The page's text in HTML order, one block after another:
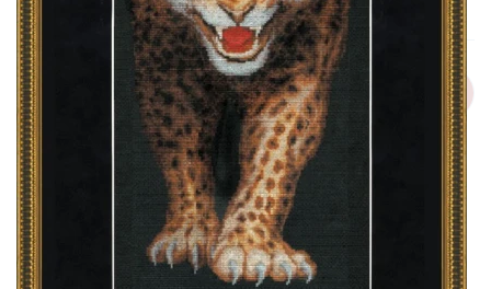
1/2
Изображения и цвет представленного товара могут незначительно
отличаться от оригинала продукции, взависимости от разрешения и
настроек вашего монитора, а также условий освещения при съемке
Вышивка НС-002 Леопард